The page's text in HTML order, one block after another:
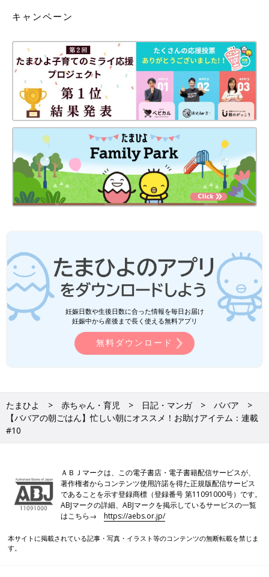
キャンペーン
妊娠日数や生後日数に合った情報を毎日お届け
妊娠中から産後まで長く使える無料アプリ
無料ダウンロード
たまひよ 赤ちゃん・育児 日記・マンガ
ババア
【ババアの朝ごはん】忙しい朝にオススメ！お助けアイテム：連載
#10
ＡＢＪマークは、この電子書店・電子書籍配信サービスが、
著作権者からコンテンツ使用許諾を得た正規版配信サービス
であることを示す登録商標（登録番号 第11091000号）です。
ABJマークの詳細、ABJマークを掲示しているサービスの一覧
はこちら→https://aebs.or.jp/
本サイトに掲載されている記事・写真・イラスト等のコンテンツの無断転載を禁じま
す。